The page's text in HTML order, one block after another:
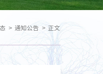
> 通知公告 > 正文